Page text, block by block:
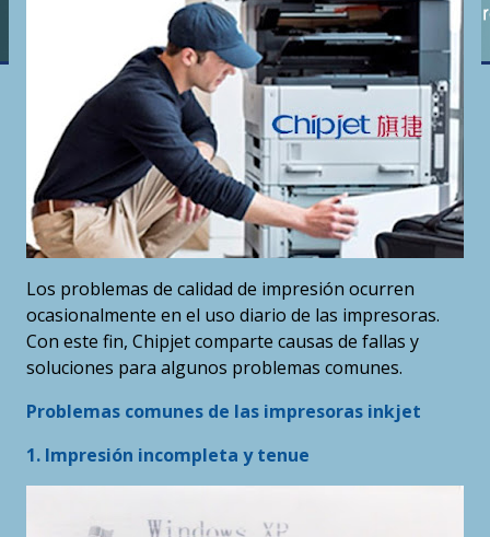
Los problemas de calidad de impresión ocurren
ocasionalmente en el uso diario de las impresoras.
Con este fin, Chipjet comparte causas de fallas y
soluciones para algunos problemas comunes.
Problemas comunes de las impresoras inkjet
1. Impresión incompleta y tenue